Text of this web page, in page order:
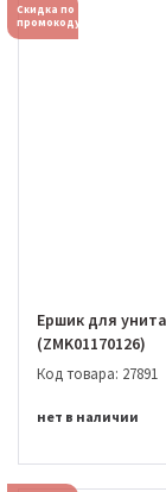
Скидка по
промокоду
Ершик для
(ZMK01170126)
Код товара: 27891
нет в наличии